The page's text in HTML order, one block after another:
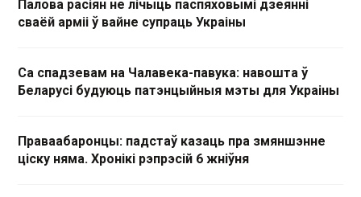
Палова расіян не лічыць паспяховымі дзеянні
сваёй арміі ў вайне супраць Украіны
Са спадзевам на Чалавека-павука: навошта ў
Беларусі будуюць патэнцыйныя мэты для Украіны
Праваабаронцы: падстаў казаць пра змяншэнне
ціску няма. Хронікі рэпрэсій 6 жніўня